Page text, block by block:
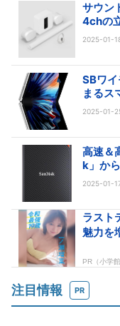
サウン
4chの
2025-01-
SBワ
まる
2025-01-
高速＆
k」から
2025-01-
注目情報 PR